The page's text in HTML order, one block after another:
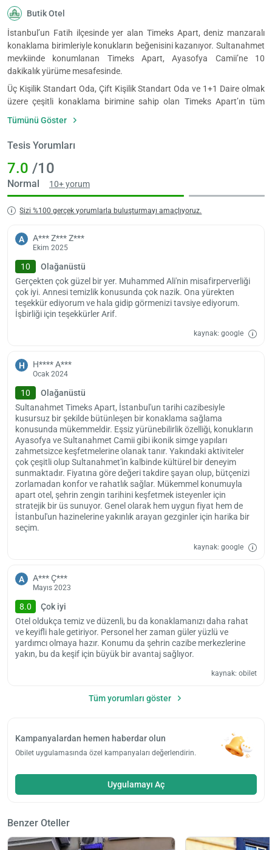
Butik Otel
İstanbul’un Fatih ilçesinde yer alan Timeks Apart, deniz manzaralı
konaklama birimleriyle konukların beğenisini kazanıyor. Sultanahmet
mevkiinde konumlanan Timeks Apart, Ayasofya Camii’ne 10
dakikalık yürüme mesafesinde.
Üç Kişilik Standart Oda, Çift Kişilik Standart Oda ve 1+1 Daire olmak
üzere çeşitli konaklama birimine sahip olan Timeks Apart’ın tüm
terlik, havlu ve ücretsiz buklet ürünleri bulunuyor.
mutfak aletlerinin bulunduğu küçük mutfak bulunuyor. Ayrıca tesise
konum olarak çok yakın pek çok kafe ve restoran da mevcut. Deniz
manzaralı restoranlarda lezzetli öğünler yiyebilirsiniz.
Timeks Apart’da asansör, sigara içilmeyen odalar, aile odaları,
olanaklar bulunuyor.
24 saat açık. Resepsiyonda günlük temizlik hizmeti, bagaj depolama,
valiz dolabı, özel check-in/-out, konsiyerj hizmeti, hızlı check-in/-out
ve tur masası bulunuyor. Tesise yakın bir yerde vale park hizmeti ile
birlikte ücretli otopark da mevcut. Ayrıca tesisin her yerinde ücretsiz
Wi-Fi bağlantısı da sağlanıyor. Dilerseniz tesisin ücretli hizmetleri
arasında olan çamaşır yıkama, kuru temizleme, havaalanı servisi ve
Timeks Apart; Alman Çeşmesi’ne 0.4 km, Mahmut Paşa Camii’ne 0.9
km, Beyazıt Camii’ne 1.2 km, Ayasofya Camii’ne 0.6 km, Çiçek
Pasajı’na 3.5 km, Taksim Meydanı’na 7.3 km, Sultanahmet Camii’ne
0.1 km, Çiçek Pasajı’na 3.5 km, Burç Plajı’na 4.1 km uzaklıkta
bulunuyor. Tesis; İstanbul Havalimanı’na 46 km, Sabiha Gökçen
Havalimanı’na ise 43 km mesafede yer alıyor.
Timeks Apart’a 14:00 itibarıyla giriş yapabilirsiniz. Tesisten ayrılma
zamanı ise 12:00’dir. Timeks Apart, evcil hayvan kabul etmiyor.
Tümünü Göster
Tesis Yorumları
7.0 /10
Normal 10+ yorum
Sizi %100 gerçek yorumlarla buluşturmayı amaçlıyoruz.
A A*** Z*** Z***
Ekim 2025
10
Olağanüstü
Gerçekten çok güzel bir yer. Muhammed Ali'nin misafirperverliği
çok iyi. Annesi temizlik konusunda çok nazik. Ona yürekten
teşekkür ediyorum ve hala gidip görmenizi tavsiye ediyorum.
İşbirliği için teşekkürler Arif.
kaynak: google
H H**** A***
Ocak 2024
10
Olağanüstü
Sultanahmet Timeks Apart, İstanbul'un tarihi cazibesiyle
kusursuz bir şekilde bütünleşen bir konaklama sağlama
konusunda mükemmeldir. Eşsiz yürünebilirlik özelliği, konukların
Ayasofya ve Sultanahmet Camii gibi ikonik simge yapıları
zahmetsizce keşfetmelerine olanak tanır. Yakındaki aktiviteler
çok çeşitli olup Sultanahmet'in kalbinde kültürel bir deneyim
sunmaktadır. Fiyatına göre değeri takdire şayan olup, bütçenizi
zorlamadan konfor ve rahatlık sağlar. Mükemmel konumuyla
apart otel, şehrin zengin tarihini keşfetmek isteyenler için
stratejik bir üs sunuyor. Genel olarak hem uygun fiyat hem de
İstanbul'un hazinelerine yakınlık arayan gezginler için harika bir
seçim.
kaynak: google
A A*** Ç***
Mayıs 2023
8.0
Çok iyi
Otel oldukça temiz ve düzenli, bu da konaklamanızı daha rahat
ve keyifli hale getiriyor. Personel her zaman güler yüzlü ve
yardımcı olmaya hazır. Konumu da şehrin cazibe merkezlerine
yakın, bu da keşif için büyük bir avantaj sağlıyor.
kaynak: obilet
Tüm yorumları göster
Kampanyalardan hemen haberdar olun
Obilet uygulamasında özel kampanyaları değerlendirin.
Uygulamayı Aç
Benzer Oteller